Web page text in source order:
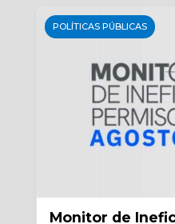
POLÍTICAS PÚBLICAS
Monitor de